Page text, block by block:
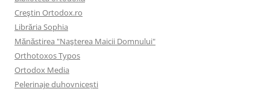
Creştin Ortodox.ro
Librăria Sophia
Mănăstirea "Naşterea Maicii Domnului"
Orthotoxos Typos
Ortodox Media
Pelerinaje duhovnicești